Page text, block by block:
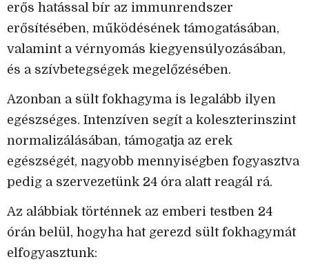
erős hatással bír az immunrendszer
erősítésében, működésének támogatásában,
valamint a vérnyomás kiegyensúlyozásában,
és a szívbetegségek megelőzésében.
Azonban a sült fokhagyma is legalább ilyen
egészséges. Intenzíven segít a koleszterinszint
normalizálásában, támogatja az erek
egészségét, nagyobb mennyiségben fogyasztva
pedig a szervezetünk 24 óra alatt reagál rá.
Az alábbiak történnek az emberi testben 24
órán belül, hogyha hat gerezd sült fokhagymát
elfogyasztunk: